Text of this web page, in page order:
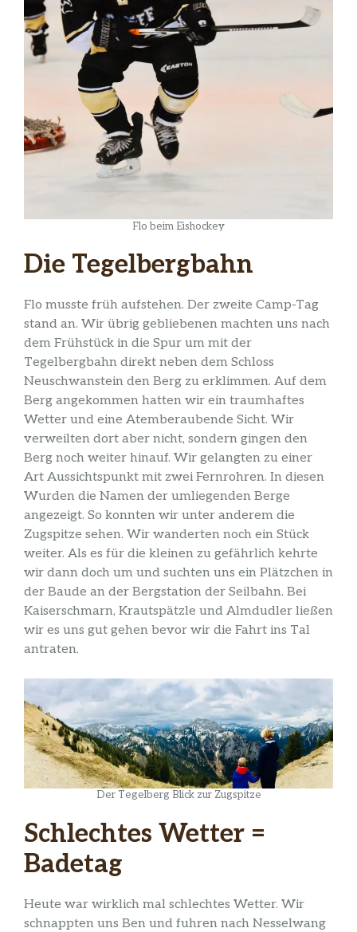
Flo beim Eishockey
Die Tegelbergbahn
Flo musste früh aufstehen. Der zweite Camp-Tag
stand an. Wir übrig gebliebenen machten uns nach
dem Frühstück in die Spur um mit der
Tegelbergbahn direkt neben dem Schloss
Neuschwanstein den Berg zu erklimmen. Auf dem
Berg angekommen hatten wir ein traumhaftes
Wetter und eine Atemberaubende Sicht. Wir
verweilten dort aber nicht, sondern gingen den
Berg noch weiter hinauf. Wir gelangten zu einer
Art Aussichtspunkt mit zwei Fernrohren. In diesen
Wurden die Namen der umliegenden Berge
angezeigt. So konnten wir unter anderem die
Zugspitze sehen. Wir wanderten noch ein Stück
weiter. Als es für die kleinen zu gefährlich kehrte
wir dann doch um und suchten uns ein Plätzchen in
der Baude an der Bergstation der Seilbahn. Bei
Kaiserschmarn, Krautspätzle und Almdudler ließen
wir es uns gut gehen bevor wir die Fahrt ins Tal
antraten.
Der Tegelberg Blick zur Zugspitze
Schlechtes Wetter =
Badetag
Heute war wirklich mal schlechtes Wetter. Wir
schnappten uns Ben und fuhren nach Nesselwang